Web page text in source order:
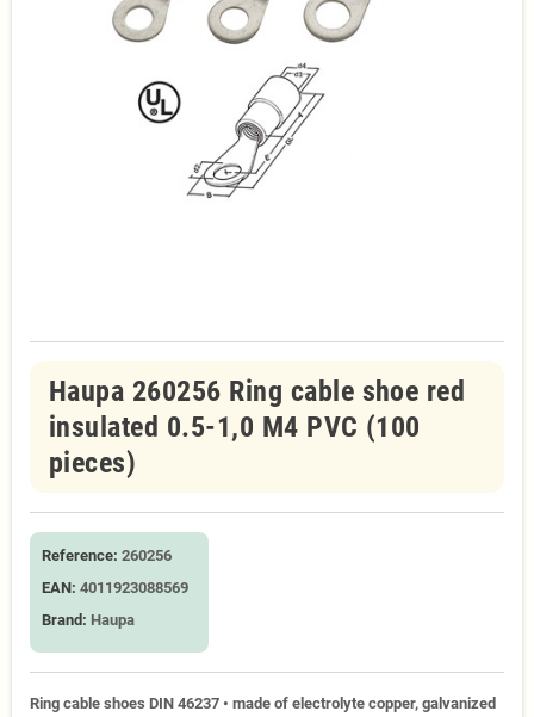
Haupa 260256 Ring cable shoe red
insulated 0.5-1,0 M4 PVC (100
pieces)
Reference: 260256
EAN: 4011923088569
Brand: Haupa
Ring cable shoes DIN 46237 • made of electrolyte copper, galvanized